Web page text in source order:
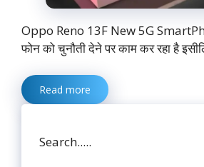
Oppo Reno 13F New 5G
फोन को चुनौती देने पर काम कर रहा है
Read more
Search.....